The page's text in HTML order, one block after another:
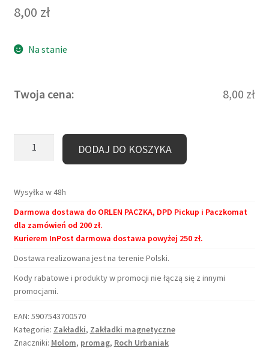
8,00 zł
Na stanie
Twoja cena: 8,00 zł
Turkusowe
Obserwatorium
/
nad
Krakowem
DODAJ DO KOSZYKA
Wysyłka w 48h
Darmowa dostawa do ORLEN PACZKA, DPD Pickup i Paczkomat
dla zamówień od 200 zł.
Kurierem InPost darmowa dostawa powyżej 250 zł.
Dostawa realizowana jest na terenie Polski.
Kody rabatowe i produkty w promocji nie łączą się z innymi
promocjami.
EAN: 5907543700570
Kategorie: Zakładki, Zakładki magnetyczne
Znaczniki: Molom, promag, Roch Urbaniak